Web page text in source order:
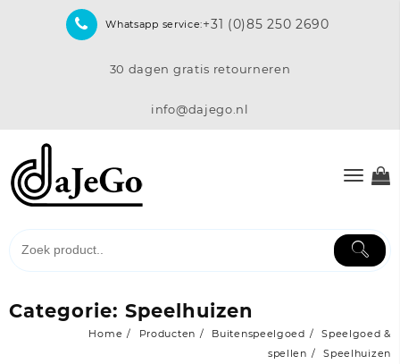
Whatsapp service:+31 (0)85 250 2690
30 dagen gratis retourneren
info@dajego.nl
Categorie: Speelhuizen
Home Producten Buitenspeelgoed
Speelgoed &
spellen
Speelhuizen